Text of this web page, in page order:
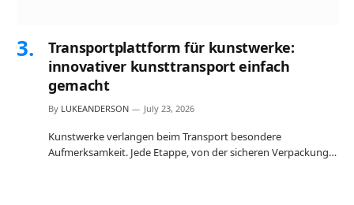
Transportplattform für kunstwerke:
innovativer kunsttransport einfach
gemacht
By LUKEANDERSON July 23, 2026
Kunstwerke verlangen beim Transport besondere
Aufmerksamkeit. Jede Etappe, von der sicheren Verpackung…